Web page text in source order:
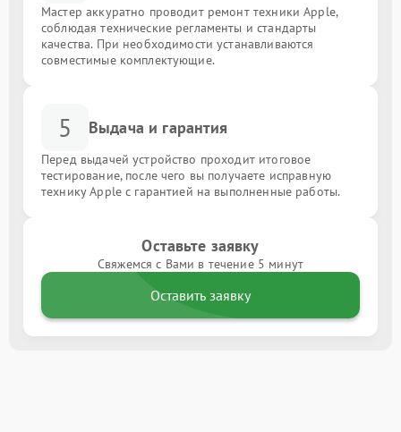
Мастер аккуратно проводит ремонт техники Apple,
соблюдая технические регламенты и стандарты
качества. При необходимости устанавливаются
совместимые комплектующие.
5 Выдача и гарантия
Перед выдачей устройство проходит итоговое
тестирование, после чего вы получаете исправную
технику Apple с гарантией на выполненные работы.
Оставьте заявку
Свяжемся с Вами в течение 5 минут
Оставить заявку